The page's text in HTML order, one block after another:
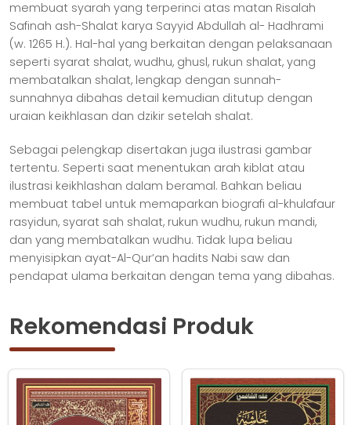
membuat syarah yang terperinci atas matan Risalah
Safinah ash-Shalat karya Sayyid Abdullah al- Hadhrami
(w. 1265 H.). Hal-hal yang berkaitan dengan pelaksanaan
seperti syarat shalat, wudhu, ghusl, rukun shalat, yang
membatalkan shalat, lengkap dengan sunnah-
sunnahnya dibahas detail kemudian ditutup dengan
uraian keikhlasan dan dzikir setelah shalat.
Sebagai pelengkap disertakan juga ilustrasi gambar
tertentu. Seperti saat menentukan arah kiblat atau
ilustrasi keikhlashan dalam beramal. Bahkan beliau
membuat tabel untuk memaparkan biografi al-khulafaur
rasyidun, syarat sah shalat, rukun wudhu, rukun mandi,
dan yang membatalkan wudhu. Tidak lupa beliau
menyisipkan ayat-Al-Qur’an hadits Nabi saw dan
pendapat ulama berkaitan dengan tema yang dibahas.
Rekomendasi Produk
Produk
ini
memiliki
Produk
ini
memiliki